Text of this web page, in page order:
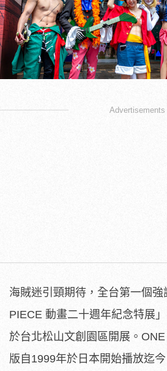
Advertisements
海賊迷引頸期待，全台第一個
PIECE 動畫二十週年紀念特展
於台北松山文創園區開展。
版自1999年於日本開始播放迄